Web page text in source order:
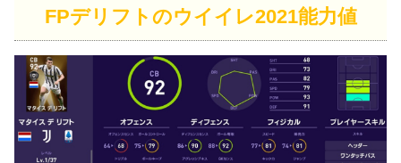
FPデリフトのウイイレ2021能力値